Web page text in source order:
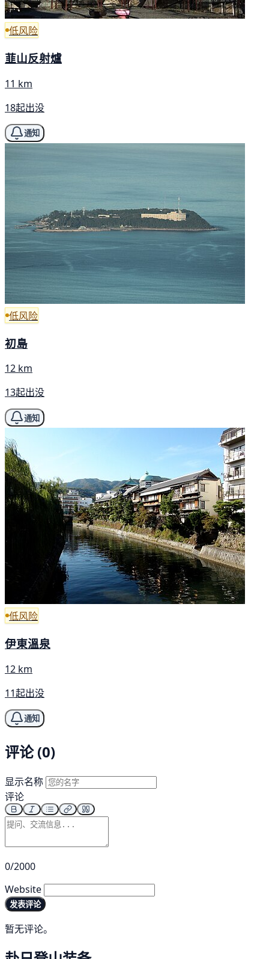
低风险
韮山反射爐
11 km
18起出没
通知
低风险
初島
12 km
13起出没
通知
低风险
伊東溫泉
12 km
11起出没
通知
评论 (0)
显示名称
评论
0/2000
Website
发表评论
暂无评论。